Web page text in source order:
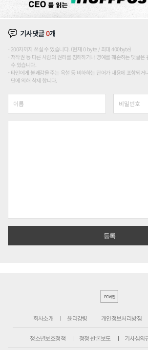
기사댓글0개
200자까지 쓰실 수 있습니다. (현재 0 byte / 최대 400byte)
저작권 등 다른 사람의 권리를 침해하거나 명예를 훼손하는 댓글은
수 있습니다.
타인에게 불쾌감을 주는 욕설 등 비하하는 단어가 내용에 포함되거
단에 의해 삭제 합니다.
PC버전
회사소개 윤리강령 개인정보처리방침
청소년보호정책 정정·반론보도 기사심의